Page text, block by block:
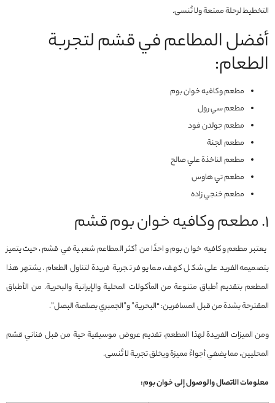
التخطيط لرحلة ممتعة ولا تُنسى.
أفضل المطاعم في قشم لتجربة
الطعام:
مطعم وكافيه خوان بوم
مطعم سي رول
مطعم جولدن فود
مطعم الجنة
مطعم الناخذة علي صالح
مطعم تي هاوس
مطعم خنجي زاده
1. مطعم وكافيه خوان بوم قشم
يعتبر مطعم وكافيه خوان بوم واحدًا من أكثر المطاعم شعبية في قشم، حيث يتميز
بتصميمه الفريد على شكل كهف، مما يوفر تجربة فريدة لتناول الطعام. يشتهر هذا
المطعم بتقديم أطباق متنوعة من المأكولات المحلية والإيرانية والبحرية. من الأطباق
المقترحة بشدة من قبل المسافرين: “البحرية” و”الجمبري بصلصة البصل”.
ومن الميزات الفريدة لهذا المطعم، تقديم عروض موسيقية حية من قبل فناني قشم
المحليين، مما يضفي أجواءً مميزة ويخلق تجربة لا تُنسى.
معلومات الاتصال والوصول إلى خوان بوم: